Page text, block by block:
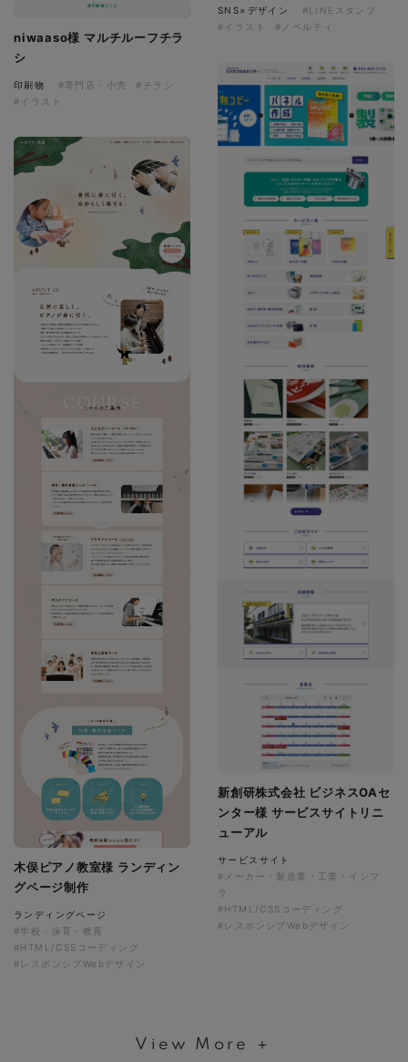
niwaaso様 マルチルーフチラ
シ
印刷物 #専門店・小売
#チラシ
#イラスト
SNS×デザイン
#LINEスタンプ
#イラスト
#ノベルティ
新創研株式会社 ビジネスOAセ
ンター様 サービスサイトリニ
ューアル
サービスサイト
#メーカー・製造業・工業・インフ
ラ
#HTML/CSSコーディング
#レスポンシブWebデザイン
木俣ピアノ教室様 ランディン
グページ制作
ランディングページ
#学校・保育・教育
#HTML/CSSコーディング
#レスポンシブWebデザイン
View More ＋